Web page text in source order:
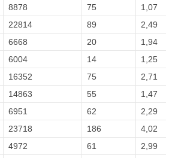
8878 75
1,07
22814 89
2,49
6668 20
1,94
6004 14
1,25
16352 75
2,71
14863 55
1,47
6951 62
2,29
23718 186
4,02
4972 61
2,99